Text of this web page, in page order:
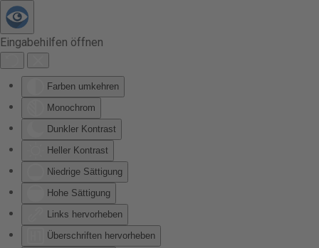
Eingabehilfen öffnen
Farben umkehren
Monochrom
Dunkler Kontrast
Heller Kontrast
Niedrige Sättigung
Hohe Sättigung
Links hervorheben
Überschriften hervorheben
Zum Hauptinhalt springen